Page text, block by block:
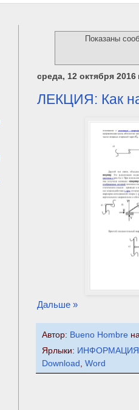
Показаны
среда, 12 октября 2016
ЛЕКЦИЯ: Как
Дальше »
Автор: Bueno Hombre
Ярлыки: ИНФОРМАЦИЯ
Download , Word